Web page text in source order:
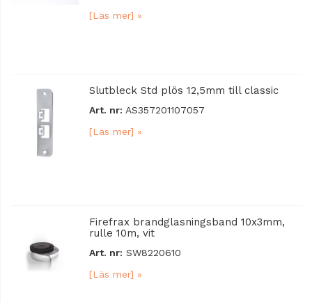
[Läs mer] »
Slutbleck Std plös 12,5mm till classic
Art. nr: AS357201107057
[Läs mer] »
Firefrax brandglasningsband 10x3mm,
rulle 10m, vit
Art. nr: SW8220610
[Läs mer] »